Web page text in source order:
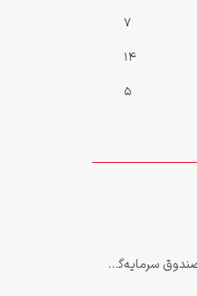
7
14
5
مجمع مؤسسین نخستین صندوق سرمایه‌گذاری ارزی کشور «صندوق ارزی مانا ملت» برگزار شد.